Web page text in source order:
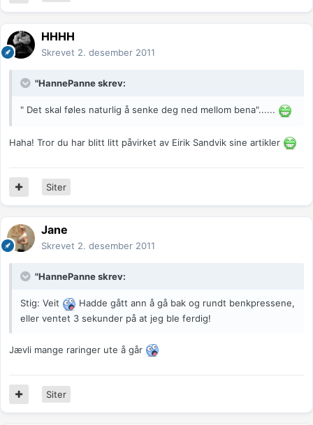
HHHH
Skrevet 2. desember 2011
"HannePanne skrev:
" Det skal føles naturlig å senke deg ned mellom bena"......
Haha! Tror du har blitt litt påvirket av Eirik Sandvik sine artikler
Siter
Jane
Skrevet 2. desember 2011
"HannePanne skrev:
Stig: Veit
Hadde gått ann å gå bak og rundt benkpressene,
eller ventet 3 sekunder på at jeg ble ferdig!
Jævli mange raringer ute å går
Siter